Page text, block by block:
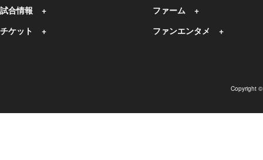
試合情報
チケット
ファーム
ファンエンタメ
Copyright